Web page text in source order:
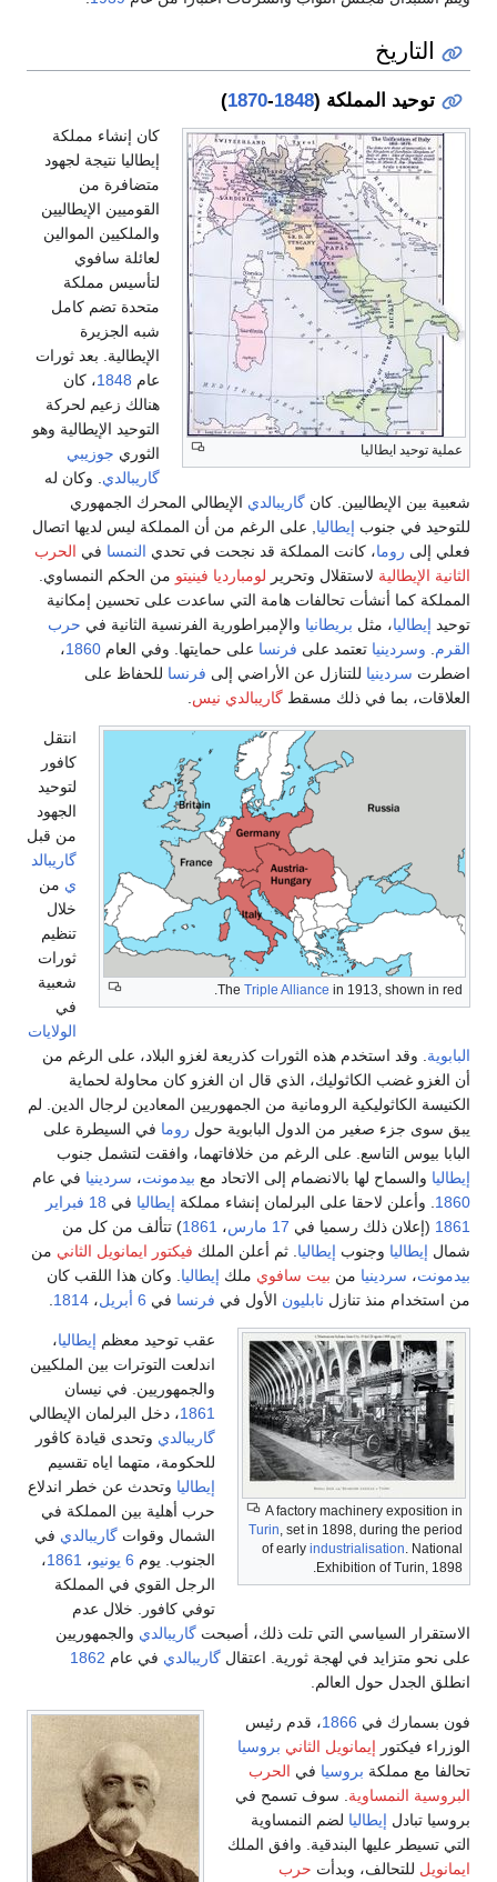
التاريخ
توحيد المملكة (1848
-
1870
)
عملية توحيد ايطاليا
كان إنشاء مملكة
إيطاليا نتيجة لجهود
متضافرة من
القوميين الإيطاليين
والملكيين الموالين
لعائلة سافوي
لتأسيس مملكة
متحدة تضم كامل
شبه الجزيرة
الإيطالية. بعد ثورات
عام 1848، كان
هنالك زعيم لحركة
التوحيد الإيطالية وهو
الثوري جوزيبي
گاريبالدي . وكان له
شعبية بين الإيطاليين. كان گاريبالدي الإيطالي المحرك الجمهوري
للتوحيد في جنوب إيطاليا , على الرغم من أن المملكة ليس لديها اتصال
فعلي إلى روما، كانت المملكة قد نجحت في تحدي النمسا في الحرب
الثانية الإيطالية لاستقلال وتحرير لومبارديا فينيتو من الحكم النمساوي.
المملكة كما أنشأت تحالفات هامة التي ساعدت على تحسين إمكانية
توحيد إيطاليا، مثل بريطانيا والإمبراطورية الفرنسية الثانية في حرب
القرم
وسردينيا تعتمد على فرنسا على حمايتها. وفي العام 1860،
اضطرت سردينيا للتنازل عن الأراضي إلى فرنسا للحفاظ على
العلاقات، بما في ذلك مسقط گاريبالدي نيس
The Triple Alliance in 1913, shown in red.
انتقل
كافور
لتوحيد
الجهود
من قبل
گاريبالد
ي من
خلال
تنظيم
ثورات
شعبية
في
الولايات
البابوية . وقد استخدم هذه الثورات كذريعة لغزو البلاد، على الرغم من
أن الغزو غضب الكاثوليك، الذي قال ان الغزو كان محاولة لحماية
الكنيسة الكاثوليكية الرومانية من الجمهوريين المعادين لرجال الدين. لم
يبق سوى جزء صغير من الدول البابوية حول روما في السيطرة على
البابا بيوس التاسع. على الرغم من خلافاتهما، وافقت لتشمل جنوب
إيطاليا والسماح لها بالانضمام إلى الاتحاد مع بيدمونت، سردينيا في عام
1860 . وأعلن لاحقا على البرلمان إنشاء مملكة إيطاليا في 18 فبراير
1861 (إعلان ذلك رسميا في 17 مارس ، 1861) تتألف من كل من
شمال إيطاليا وجنوب إيطاليا . ثم أعلن الملك فيكتور ايمانويل الثاني من
بيدمونت، سردينيا من بيت سافوي ملك إيطاليا . وكان هذا اللقب كان
من استخدام منذ تنازل نابليون الأول في فرنسا في 6 أبريل ، 1814
A factory machinery exposition in
Turin , set in 1898, during the period
of early industrialisation . National
Exhibition of Turin, 1898.
عقب توحيد معظم إيطاليا،
اندلعت التوترات بين الملكيين
والجمهوريين. في نيسان
1861، دخل البرلمان الإيطالي
گاريبالدي وتحدى قيادة كاڤور
للحكومة، متهما اياه تقسيم
إيطاليا وتحدث عن خطر اندلاع
حرب أهلية بين المملكة في
الشمال وقوات گاريبالدي في
الجنوب. يوم 6 يونيو ، 1861،
الرجل القوي في المملكة
توفي كافور. خلال عدم
الاستقرار السياسي التي تلت ذلك، أصبحت گاريبالدي والجمهوريين
على نحو متزايد في لهجة ثورية. اعتقال گاريبالدي في عام 1862
انطلق الجدل حول العالم.
فون بسمارك في 1866، قدم رئيس
الوزراء فيكتور إيمانويل الثاني بروسيا
تحالفا مع مملكة بروسيا في الحرب
البروسية النمساوية . سوف تسمح في
بروسيا تبادل إيطاليا لضم النمساوية
التي تسيطر عليها البندقية. وافق الملك
ايمانويل للتحالف، وبدأت حرب